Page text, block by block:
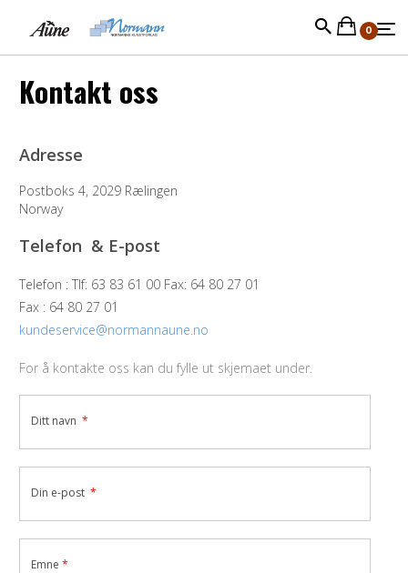
0
Kontakt oss
For å kontakte oss kan du fylle ut skjemaet under.
Ditt navn
Din e-post
Emne
Adresse
Postboks 4, 2029 Rælingen
Norway
Telefon & E-post
Telefon : Tlf: 63 83 61 00 Fax: 64 80 27 01
Fax : 64 80 27 01
kundeservice@normannaune.no